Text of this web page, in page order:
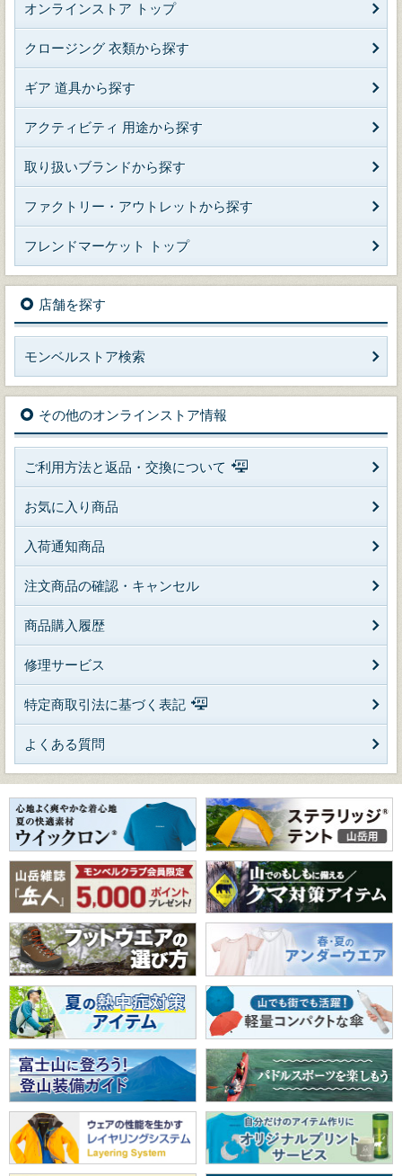
オンラインストア トップ
クロージング 衣類から探す
ギア 道具から探す
アクティビティ 用途から探す
取り扱いブランドから探す
ファクトリー・アウトレットから探す
フレンドマーケット トップ
店舗を探す
モンベルストア検索
その他のオンラインストア情報
ご利用方法と返品・交換について
お気に入り商品
入荷通知商品
注文商品の確認・キャンセル
商品購入履歴
修理サービス
特定商取引法に基づく表記
よくある質問